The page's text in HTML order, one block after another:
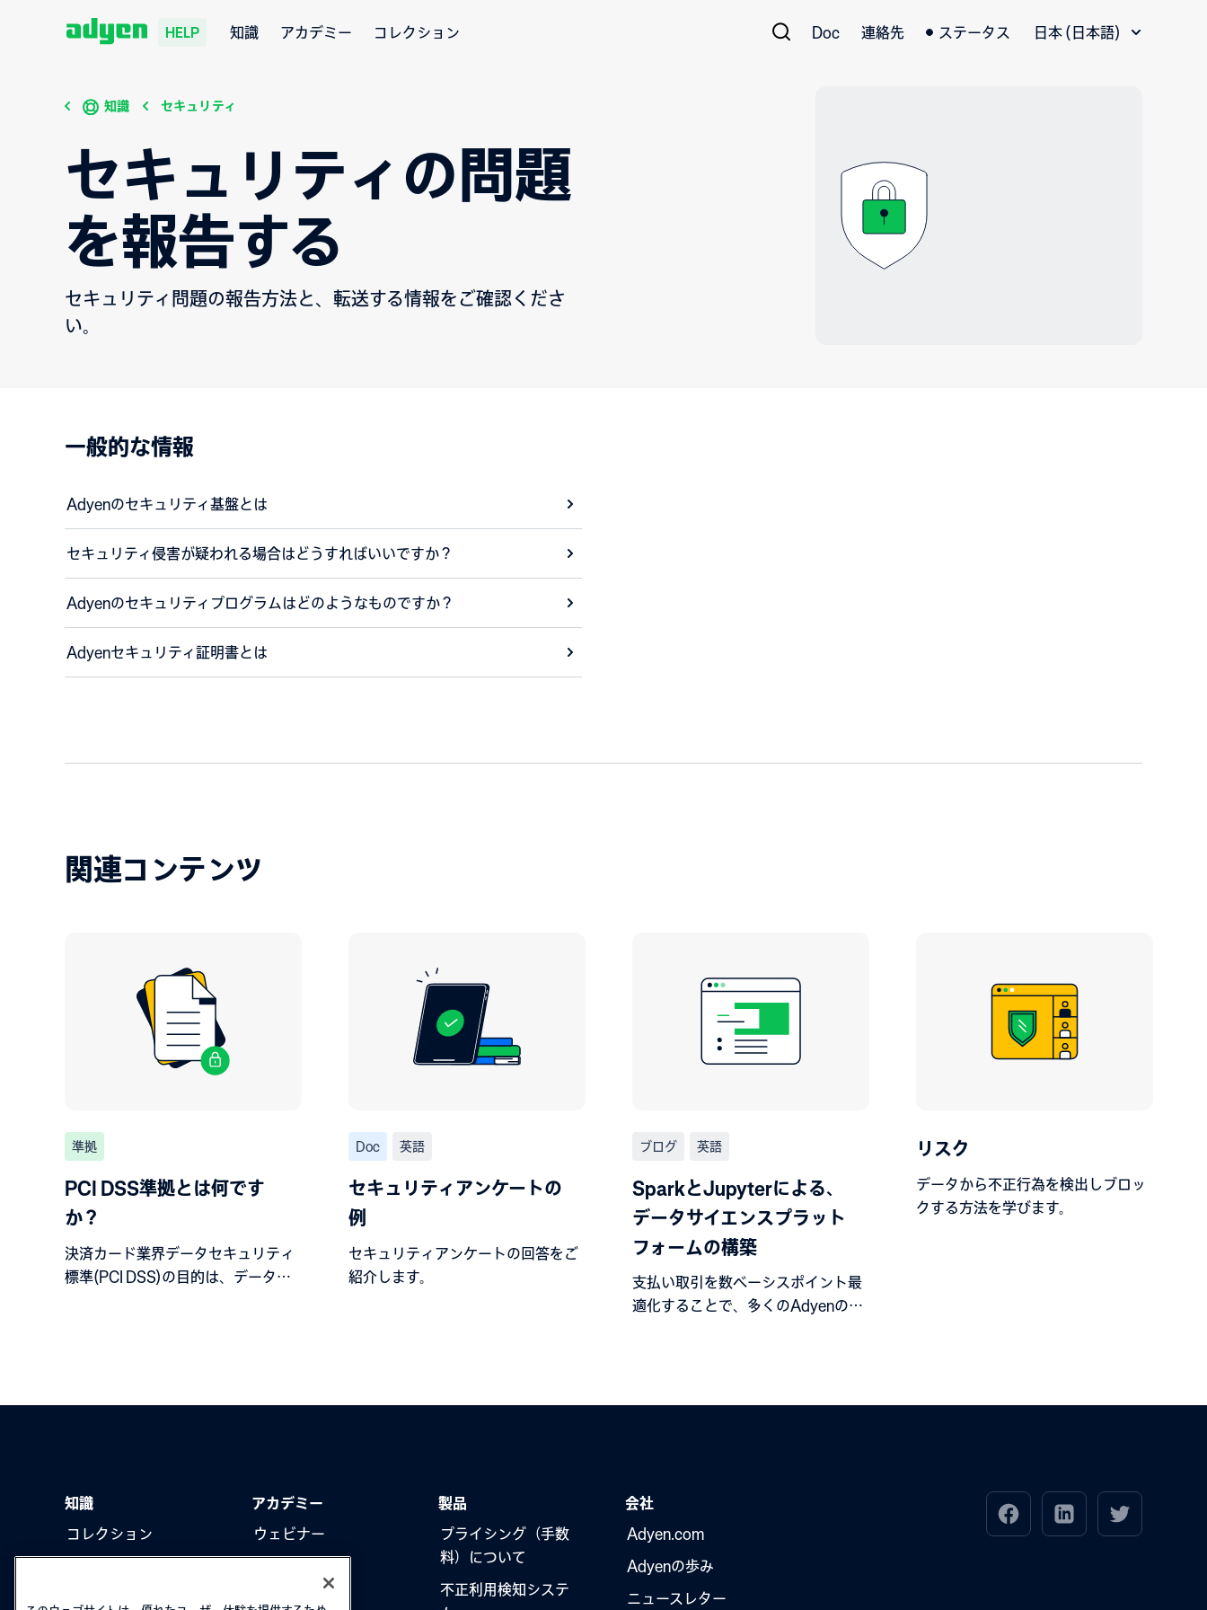
HELP 知識 アカデミー コレクション Doc 連絡先 ステータス
日本 (日本語)
知識 セキュリティ
セキュリティの問題
を報告する
セキュリティ問題の報告方法と、転送する情報をご確認くださ
い。
一般的な情報
Adyenのセキュリティ基盤とは
セキュリティ侵害が疑われる場合はどうすればいいですか？
Adyenのセキュリティプログラムはどのようなものですか？
Adyenセキュリティ証明書とは
関連コンテンツ
準拠
PCI DSS準拠とは何です
か？
決済カード業界データセキュリティ
標準(PCI DSS)の目的は、データセ
Doc 英語
セキュリティアンケートの
例
セキュリティアンケートの回答をご
紹介します。
ブログ 英語
SparkとJupyterによる、
データサイエンスプラット
フォームの構築
支払い取引を数ベーシスポイント最
適化することで、多くのAdyenの顧
リスク
データから不正行為を検出しブロッ
クする方法を学びます。
知識
コレクション
アカデミー
ウェビナー
製品
プライシング（手数
料）について
不正利用検知システ
会社
Adyen.com
Adyenの歩み
ニュースレター